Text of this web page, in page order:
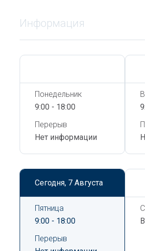
Информация
Понедельник
9:00 - 18:00
Перерыв
Нет информации
Сегодня, 7 Августа
Пятница
9:00 - 18:00
Перерыв